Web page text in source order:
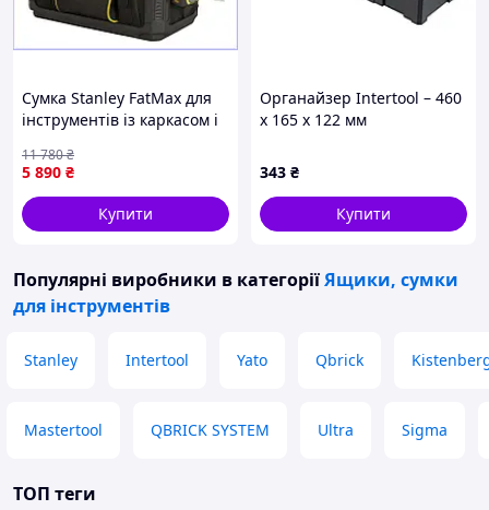
Сумка Stanley FatMax для
інструментів із каркасом і
будівельників зручна для
транспортування
5 890 ₴
11 780₴
Купити
Органайзер Intertool – 460
x 165 x 122 мм
343 ₴
Купити
Популярні виробники в категоріїЯщики, сумки
для інструментів
Stanley Intertool Yato Qbrick
Mastertool QBRICK SYSTEM Ultra Sigma
ТОП теги